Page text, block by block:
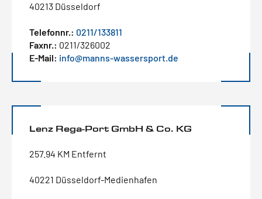
40213 Düsseldorf
Telefonnr.: 0211/133811
Faxnr.: 0211/326002
E-Mail: info@manns-wassersport.de
Lenz Rega-Port GmbH & Co. KG
257.94 KM Entfernt
40221 Düsseldorf-Medienhafen